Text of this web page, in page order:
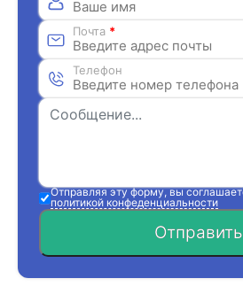
Почта *
Телефон
Отправляя эту форму, вы
политикой конфеденциальности
Отправить